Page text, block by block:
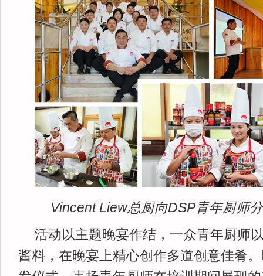
Vincent Liew总厨向DSP青年厨师
活动以主题晚宴作结，一众青年厨师
酱料，在晚宴上精心创作多道创意佳肴